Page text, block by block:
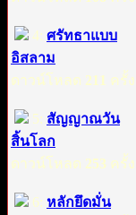
4: ศรัทธาแบบ
อิสลาม
ดาวน์โหลด 211 ครั้ง
5: สัญญาณวัน
สิ้นโลก
ดาวน์โหลด 253 ครั้ง
6: หลักยึดมั่น